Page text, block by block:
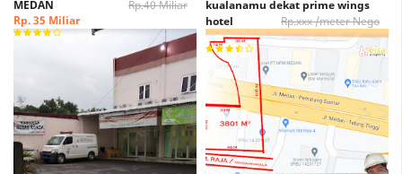
MEDAN
Rp.40 Miliar
Rp. 35 Miliar
kualanamu dekat prime wings
hotel
Rp.xxx /meter Nego
Rp. xxx /Meter Nego